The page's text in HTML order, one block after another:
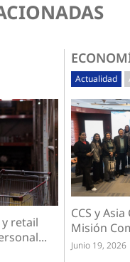
retail
Actualidad
CCS y
Misión
Junio 19, 2026